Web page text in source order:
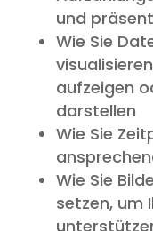
und
Wie Sie
aufzeigen
darstellen
Wie Sie
Wie Sie
setzen, um